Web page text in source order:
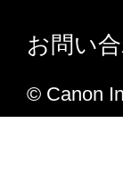
お問い
© Canon